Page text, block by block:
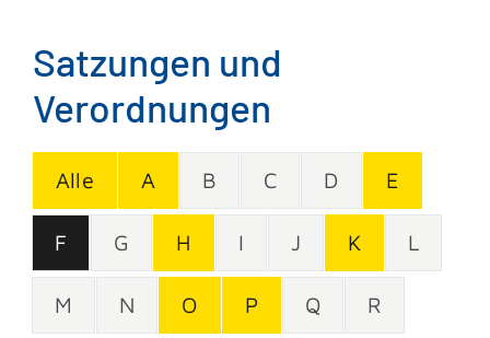
Satzungen und
Verordnungen
Alle A B C D E
F G H I J K L
M N O P Q R